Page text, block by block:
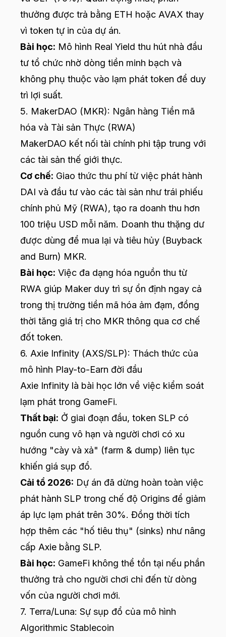
thưởng được trả bằng ETH hoặc AVAX thay
vì token tự in của dự án.
Bài học: Mô hình Real Yield thu hút nhà đầu
tư tổ chức nhờ dòng tiền minh bạch và
không phụ thuộc vào lạm phát token để duy
trì lợi suất.
5. MakerDAO (MKR): Ngân hàng Tiền mã
hóa và Tài sản Thực (RWA)
MakerDAO kết nối tài chính phi tập trung với
các tài sản thế giới thực.
Cơ chế: Giao thức thu phí từ việc phát hành
DAI và đầu tư vào các tài sản như trái phiếu
chính phủ Mỹ (RWA), tạo ra doanh thu hơn
100 triệu USD mỗi năm. Doanh thu thặng dư
được dùng để mua lại và tiêu hủy (Buyback
and Burn) MKR.
Bài học: Việc đa dạng hóa nguồn thu từ
RWA giúp Maker duy trì sự ổn định ngay cả
trong thị trường tiền mã hóa ảm đạm, đồng
thời tăng giá trị cho MKR thông qua cơ chế
đốt token.
6. Axie Infinity (AXS/SLP): Thách thức của
mô hình Play-to-Earn đời đầu
Axie Infinity là bài học lớn về việc kiểm soát
lạm phát trong GameFi.
Thất bại: Ở giai đoạn đầu, token SLP có
nguồn cung vô hạn và người chơi có xu
hướng "cày và xả" (farm & dump) liên tục
khiến giá sụp đổ.
Cải tổ 2026: Dự án đã dừng hoàn toàn việc
phát hành SLP trong chế độ Origins để giảm
áp lực lạm phát trên 30%. Đồng thời tích
hợp thêm các "hố tiêu thụ" (sinks) như nâng
cấp Axie bằng SLP.
Bài học: GameFi không thể tồn tại nếu phần
thưởng trả cho người chơi chỉ đến từ dòng
vốn của người chơi mới.
7. Terra/Luna: Sự sụp đổ của mô hình
Algorithmic Stablecoin